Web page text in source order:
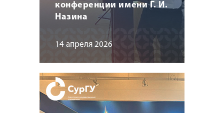
конференции имени Г. И.
Назина
14 апреля 2026